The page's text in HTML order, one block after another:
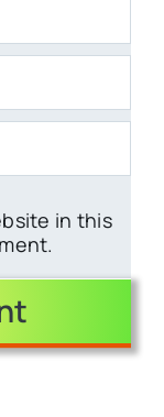
in this